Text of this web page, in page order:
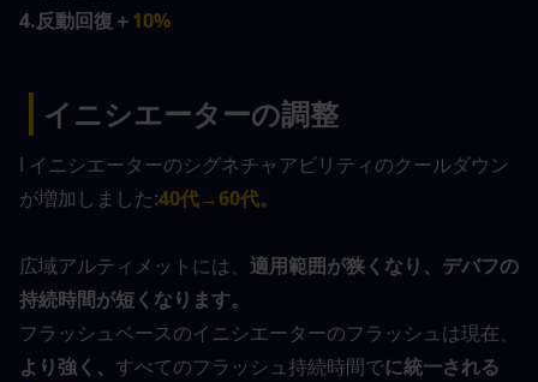
4.反動回復＋10%
| イニシエーターの調整
l イニシエーターのシグネチャアビリティのクールダウン
が増加しました:40代→60代。
広域アルティメットには、 適用範囲が狭くなり、デバフの
持続時間が短くなります。
フラッシュベースのイニシエーターのフラッシュは現在、
より強く、 すべてのフラッシュ持続時間でに統一される